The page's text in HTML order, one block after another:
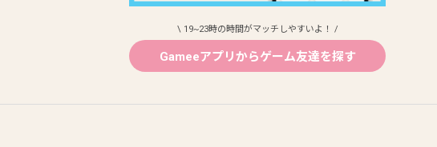
\ 19~23時の時間がマッチしやすいよ！ /
Gameeアプリからゲーム友達を探す